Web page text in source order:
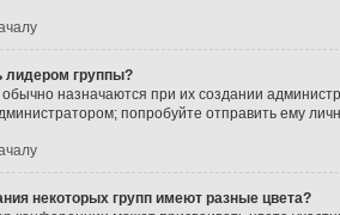
лидером группы?
назначаются при их создании
попробуйте отправить ему
некоторых групп имеют разные цвета?